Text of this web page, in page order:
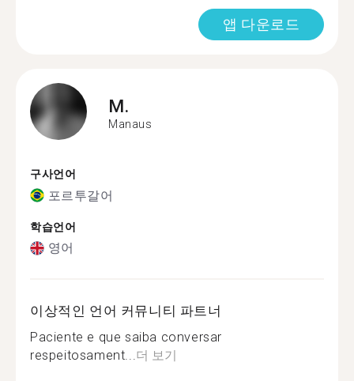
앱 다운로드
M.
Manaus
구사언어
포르투갈어
학습언어
영어
이상적인 언어 커뮤니티 파트너
Paciente e que saiba conversar
respeitosament...더 보기